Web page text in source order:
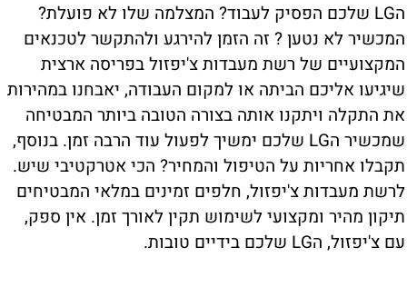
הLG שלכם הפסיק לעבוד? המצלמה שלו לא פועלת?
המכשיר לא נטען ? זה הזמן להירגע ולהתקשר לטכנאים
המקצועיים של רשת מעבדות צ'יפזול בפריסה ארצית
שיגיעו אליכם הביתה או למקום העבודה, יאבחנו במהירות
את התקלה ויתקנו אותה בצורה הטובה ביותר המבטיחה
שמכשיר הLG שלכם ימשיך לפעול עוד הרבה זמן. בנוסף,
תקבלו אחריות על הטיפול והמחיר? הכי אטרקטיבי שיש.
לרשת מעבדות צ'יפזול, חלפים זמינים במלאי המבטיחים
תיקון מהיר ומקצועי לשימוש תקין לאורך זמן. אין ספק,
עם צ'יפזול, הLG שלכם בידיים טובות.